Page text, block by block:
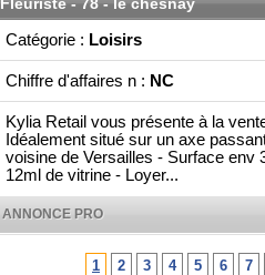
Catégorie : Loisirs
Chiffre d'affaires n : NC
Kylia Retail vous présente à la
Idéalement situé sur un axe
voisine de Versailles - Surface env
12ml de vitrine - Loyer...
ANNONCE PRO
1 2 3 4 5 6 7